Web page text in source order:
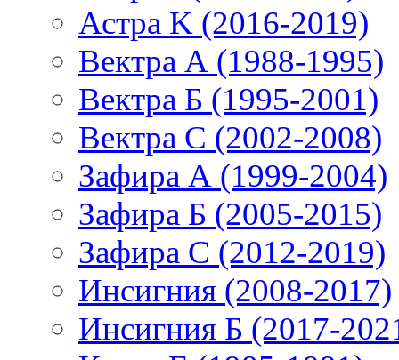
Астра K (2016-2019)
Вектра А (1988-1995)
Вектра Б (1995-2001)
Вектра С (2002-2008)
Зафира А (1999-2004)
Зафира Б (2005-2015)
Зафира С (2012-2019)
Инсигния (2008-2017)
Инсигния Б (2017-